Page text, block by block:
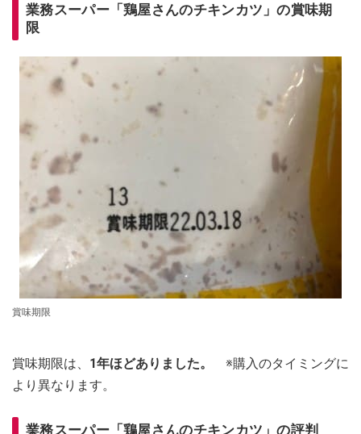
業務スーパー「鶏屋さんのチキンカツ」の賞味期
限
賞味期限
賞味期限は、 1年ほどありました。 ※購入のタイミングに
より異なります。
業務スーパー「鶏屋さんのチキンカツ」の評判